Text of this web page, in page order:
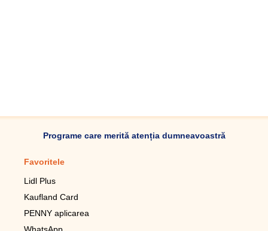
Programe care merită atenția dumneavoastră
Favoritele
Lidl Plus
Kaufland Card
PENNY aplicarea